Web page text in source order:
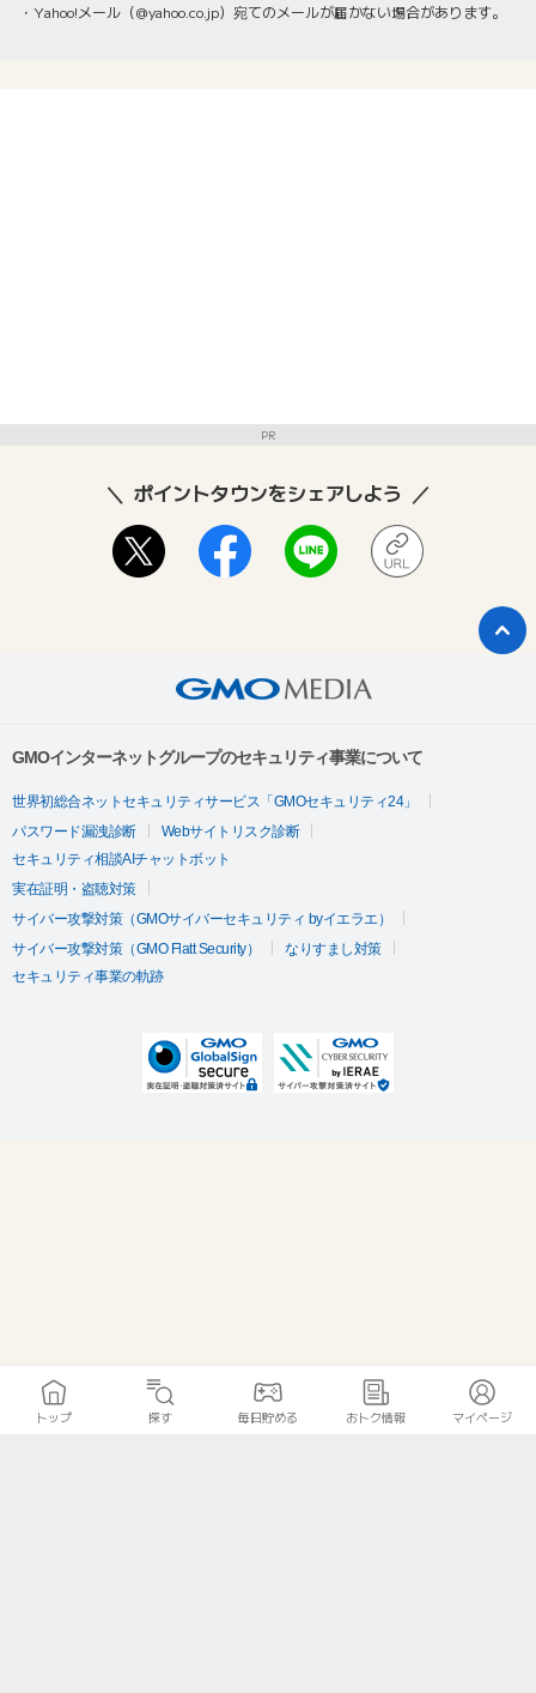
・Yahoo!メール（@yahoo.co.jp）宛てのメールが届かない場合があります。
PR
ポイントタウンをシェアしよう
GMOインターネットグループのセキュリティ事業について
世界初総合ネットセキュリティサービス「GMOセキュリティ24」
パスワード漏洩診断
Webサイトリスク診断
セキュリティ相談AIチャットボット
実在証明・盗聴対策
サイバー攻撃対策（GMOサイバーセキュリティ byイエラエ）
サイバー攻撃対策（GMO Flatt Security）
なりすまし対策
セキュリティ事業の軌跡
トップ 探す 毎日貯める おトク情報 マイページ